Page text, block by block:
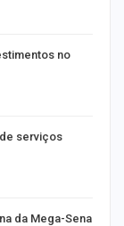
no
serviços
da Mega-Sena